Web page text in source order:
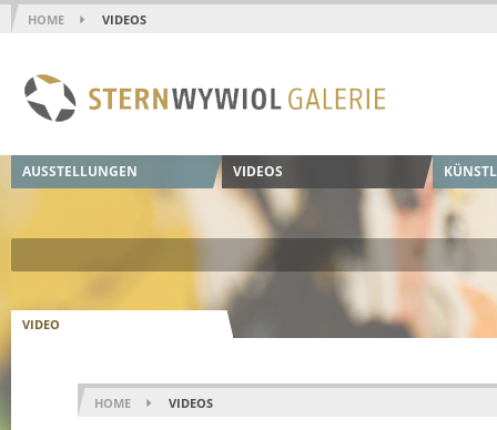
HOME VIDEOS
AUSSTELLUNGEN VIDEOS
VIDEO